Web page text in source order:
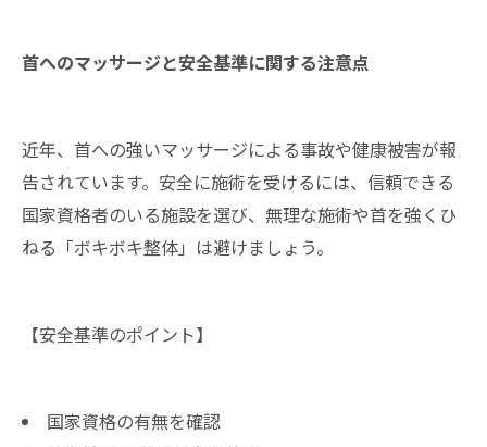
首へのマッサージと安全基準に関する注意点
近年、首への強いマッサージによる事故や健康被害が報
告されています。安全に施術を受けるには、信頼できる
国家資格者のいる施設を選び、無理な施術や首を強くひ
ねる「ボキボキ整体」は避けましょう。
【安全基準のポイント】
国家資格の有無を確認